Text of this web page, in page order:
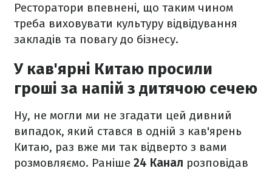
Ресторатори впевнені, що таким чином
треба виховувати культуру відвідування
закладів та повагу до бізнесу.
У кав'ярні Китаю просили
гроші за напій з дитячою сечею
Ну, не могли ми не згадати цей дивний
випадок, який стався в одній з кав'ярень
Китаю, раз вже ми так відверто з вами
розмовляємо. Раніше 24 Канал розповідав